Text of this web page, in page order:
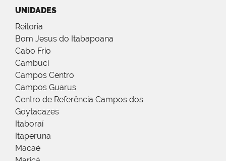
UNIDADES
Reitoria
Bom Jesus do Itabapoana
Cabo Frio
Cambuci
Campos Centro
Campos Guarus
Centro de Referência Campos dos
Goytacazes
Itaboraí
Itaperuna
Macaé